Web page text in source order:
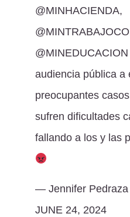
@MINHACIENDA,
@MINEDUCACION
audiencia pública a
preocupantes
sufren dificultades
fallando a los y las
— Jennifer Pedraza
JUNE 24, 2024